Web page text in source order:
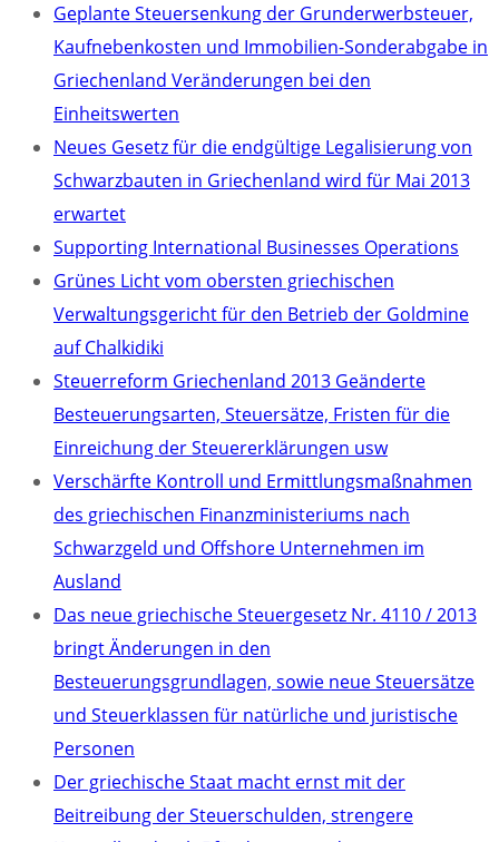
Geplante Steuersenkung der Grunderwerbsteuer,
Kaufnebenkosten und Immobilien-Sonderabgabe in
Griechenland Veränderungen bei den
Einheitswerten
Neues Gesetz für die endgültige Legalisierung von
Schwarzbauten in Griechenland wird für Mai 2013
erwartet
Supporting International Businesses Operations
Grünes Licht vom obersten griechischen
Verwaltungsgericht für den Betrieb der Goldmine
auf Chalkidiki
Steuerreform Griechenland 2013 Geänderte
Besteuerungsarten, Steuersätze, Fristen für die
Einreichung der Steuererklärungen usw
Verschärfte Kontroll und Ermittlungsmaßnahmen
des griechischen Finanzministeriums nach
Schwarzgeld und Offshore Unternehmen im
Ausland
Das neue griechische Steuergesetz Nr. 4110 / 2013
bringt Änderungen in den
Besteuerungsgrundlagen, sowie neue Steuersätze
und Steuerklassen für natürliche und juristische
Personen
Der griechische Staat macht ernst mit der
Beitreibung der Steuerschulden, strengere